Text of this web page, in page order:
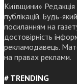
Київщини»
публікацій. Будь-
посиланням на
достовірність
рекламодавець.
на правах реклами.
# TRENDING